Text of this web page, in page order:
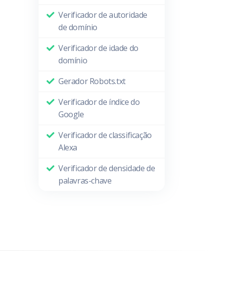
Verificador de autoridade
de domínio
Verificador de idade do
domínio
Gerador Robots.txt
Verificador de índice do
Google
Verificador de classificação
Alexa
Verificador de densidade de
palavras-chave